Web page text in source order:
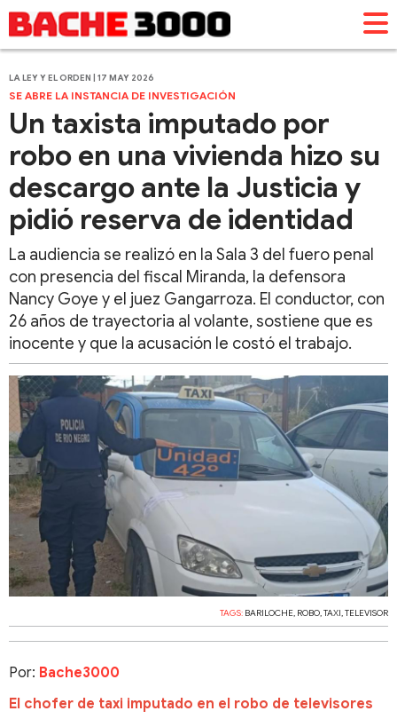
LA LEY Y EL ORDEN | 17 MAY 2026
SE ABRE LA INSTANCIA DE INVESTIGACIÓN
​​​​​​​Un taxista imputado por
robo en una vivienda hizo su
descargo ante la Justicia y
pidió reserva de identidad
La audiencia se realizó en la Sala 3 del fuero penal
con presencia del fiscal Miranda, la defensora
Nancy Goye y el juez Gangarroza. El conductor, con
26 años de trayectoria al volante, sostiene que es
inocente y que la acusación le costó el trabajo.
TAGS: BARILOCHE, ROBO,TAXI,TELEVISOR
Por: Bache3000
El chofer de taxi imputado en el robo de televisores